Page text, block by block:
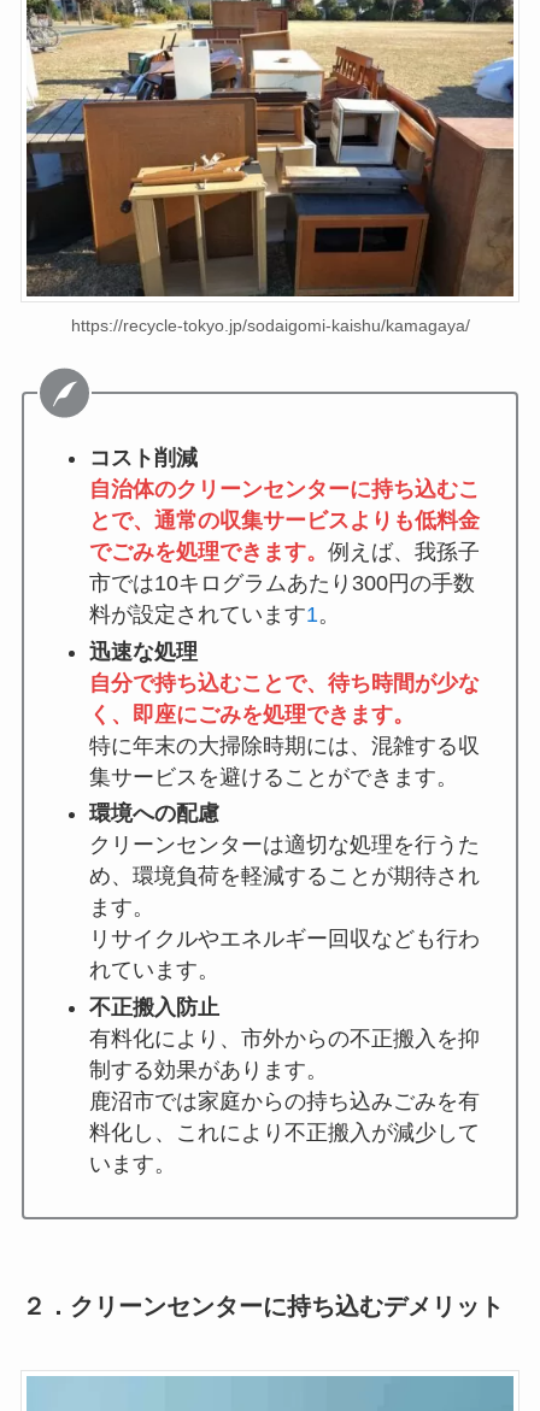
https://recycle-tokyo.jp/sodaigomi-kaishu/kamagaya/
コスト削減
自治体のクリーンセンターに持ち込むこ
とで、通常の収集サービスよりも低料金
でごみを処理できます。 例えば、我孫子
市では10キログラムあたり300円の手数
料が設定されています1。
迅速な処理
自分で持ち込むことで、待ち時間が少な
く、即座にごみを処理できます。
特に年末の大掃除時期には、混雑する収
集サービスを避けることができます。
環境への配慮
クリーンセンターは適切な処理を行うた
め、環境負荷を軽減することが期待され
ます。
リサイクルやエネルギー回収なども行わ
れています。
不正搬入防止
有料化により、市外からの不正搬入を抑
制する効果があります。
鹿沼市では家庭からの持ち込みごみを有
料化し、これにより不正搬入が減少して
います。
２．クリーンセンターに持ち込むデメリット